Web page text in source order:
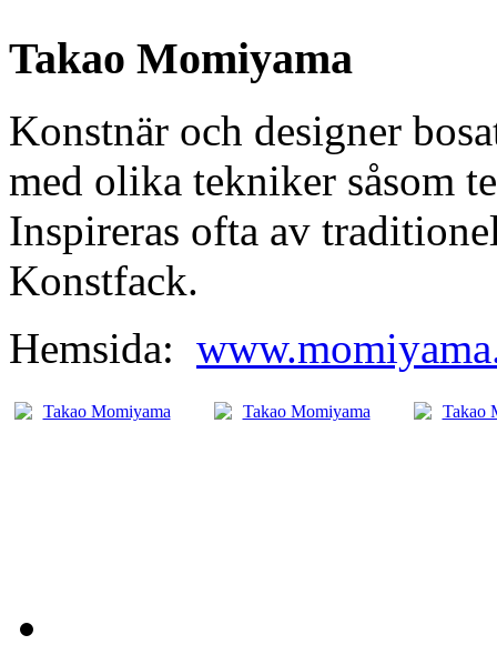
Takao Momiyama
Konstnär och designer
med olika tekniker såsom
Inspireras ofta av
Konstfack.
Hemsida: